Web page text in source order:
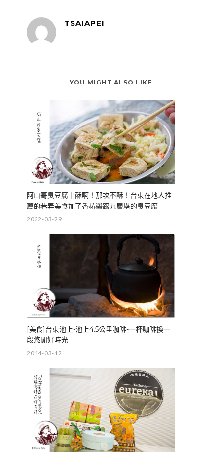
TSAIAPEI
YOU MIGHT ALSO LIKE
阿山哥臭豆腐｜酥啊！那次不酥！台東在地人推
薦的巷弄美食加了香椿醬跟九層塔的臭豆腐
2022-03-29
[美食]台東池上-池上4.5公里咖啡-一杯咖啡換一
段悠閒好時光
2014-03-12